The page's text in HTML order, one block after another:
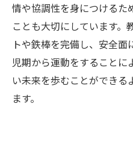
情や協調性を身につけるた
ことも大切にしています。
トや鉄棒を完備し、安全
児期から運動をすることに
い未来を歩むことができる
ます。